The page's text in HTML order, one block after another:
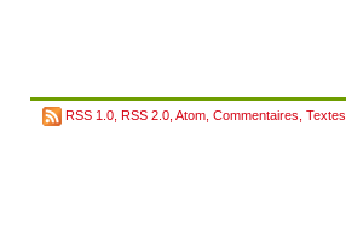
RSS 1.0 RSS 2.0 Atom Commentaires Textes